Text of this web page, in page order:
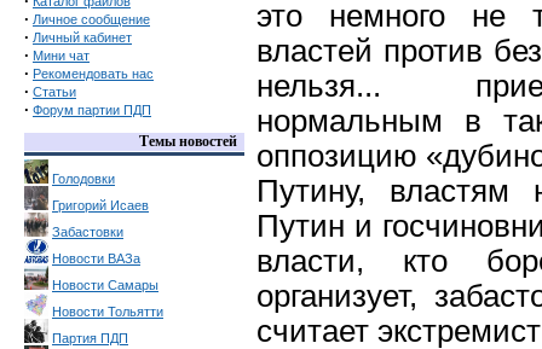
· Личное сообщение
· Личный кабинет
· Мини чат
· Рекомендовать нас
· Статьи
· Форум партии ПДП
Темы новостей
Голодовки
Григорий Исаев
Забастовки
Новости ВАЗа
Новости Самары
Новости Тольятти
Партия ПДП
это немного не
властей против
нельзя...
нормальным в
оппозицию
Путину,
Путин и
власти, кто
организует,
считает